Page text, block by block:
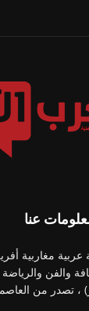
عنا
مغاربية
والفن
، تصدر من